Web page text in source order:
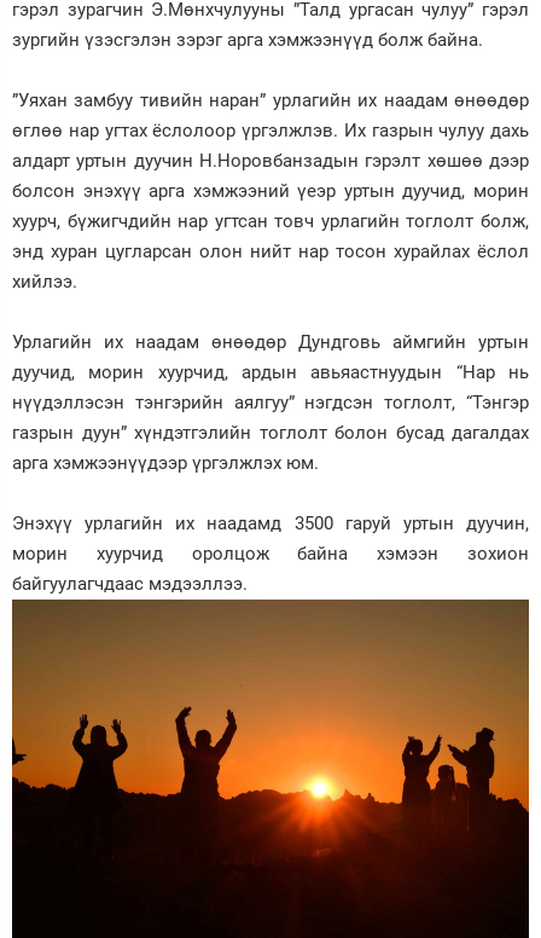
гэрэл зурагчин Э.Мөнхчулууны ”Талд ургасан чулуу” гэрэл
зургийн үзэсгэлэн зэрэг арга хэмжээнүүд болж байна.
”Уяхан замбуу тивийн наран” урлагийн их наадам өнөөдөр
өглөө нар угтах ёслолоор үргэлжлэв. Их газрын чулуу дахь
алдарт уртын дуучин Н.Норовбанзадын гэрэлт хөшөө дээр
болсон энэхүү арга хэмжээний үеэр уртын дуучид, морин
хуурч, бүжигчдийн нар угтсан товч урлагийн тоглолт болж,
энд хуран цугларсан олон нийт нар тосон хурайлах ёслол
хийлээ.
Урлагийн их наадам өнөөдөр Дундговь аймгийн уртын
дуучид, морин хуурчид, ардын авьяастнуудын “Нар нь
нүүдэллэсэн тэнгэрийн аялгуу” нэгдсэн тоглолт, “Тэнгэр
газрын дуун” хүндэтгэлийн тоглолт болон бусад дагалдах
арга хэмжээнүүдээр үргэлжлэх юм.
Энэхүү урлагийн их наадамд 3500 гаруй уртын дуучин,
морин хуурчид оролцож байна хэмээн зохион
байгуулагчдаас мэдээллээ.